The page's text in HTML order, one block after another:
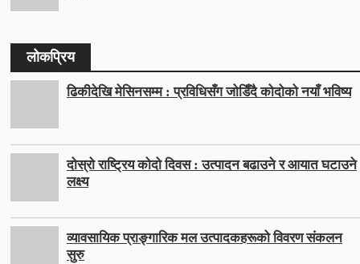
लोकप्रिय
ढिकीदेखि मेसिनसम्म : प्रविधिसँग जोडिँदै कोदोको नयाँ भविष्य
दोस्रो राष्ट्रिय कोदो दिवस : उत्पादन बढाउने र आयात घटाउने
लक्ष्य
व्यावसायिक प्राङ्गारिक मल उत्पादकहरूको विवरण संकलन
सुरु